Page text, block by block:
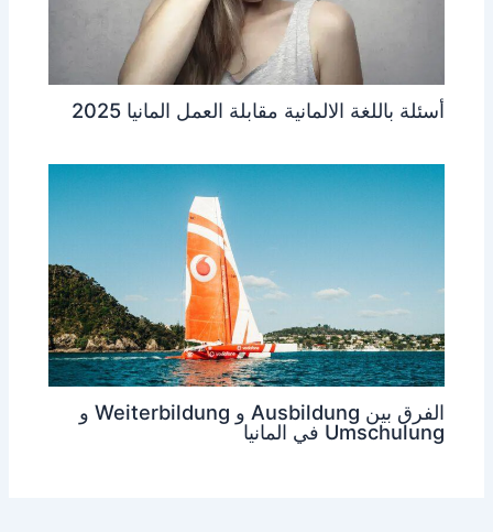
أسئلة باللغة الالمانية مقابلة العمل المانيا 2025
الفرق بين Ausbildung و Weiterbildung و
Umschulung في المانيا